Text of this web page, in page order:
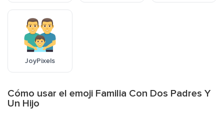
JoyPixels
Cómo usar el emoji Familia Con Dos Padres Y
Un Hijo